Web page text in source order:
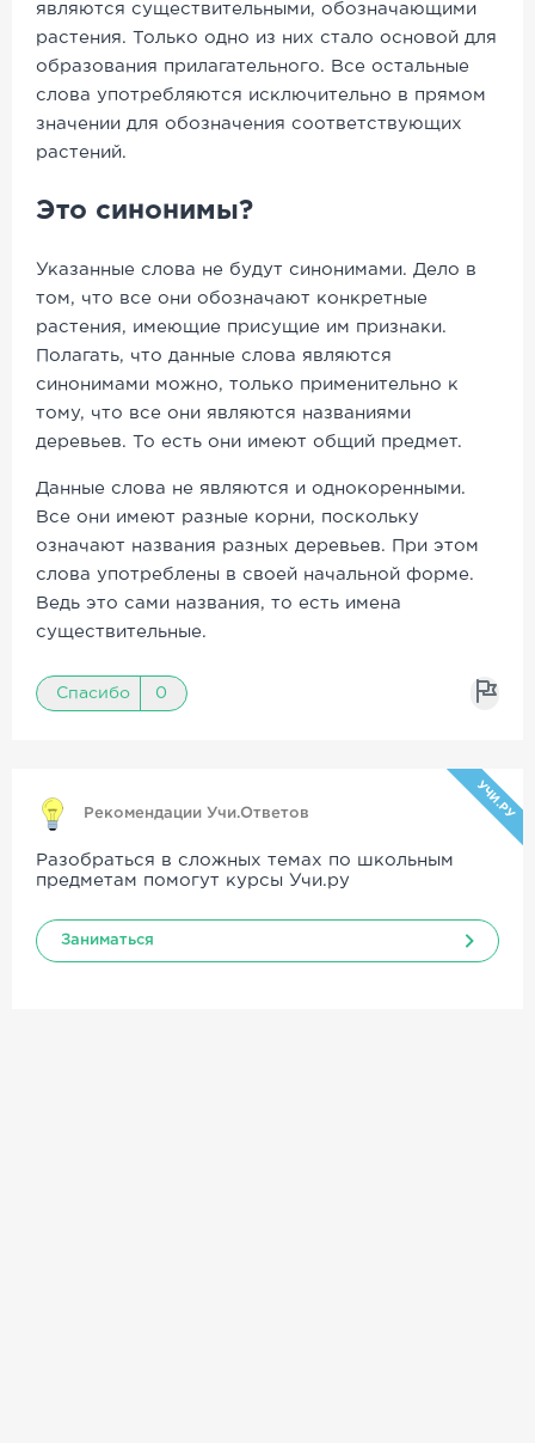
являются существительными, обозначающими
растения. Только одно из них стало основой для
образования прилагательного. Все остальные
слова употребляются исключительно в прямом
значении для обозначения соответствующих
растений.
Это синонимы?
Указанные слова не будут синонимами. Дело в
том, что все они обозначают конкретные
растения, имеющие присущие им признаки.
Полагать, что данные слова являются
синонимами можно, только применительно к
тому, что все они являются названиями
деревьев. То есть они имеют общий предмет.
Данные слова не являются и однокоренными.
Все они имеют разные корни, поскольку
означают названия разных деревьев. При этом
слова употреблены в своей начальной форме.
Ведь это сами названия, то есть имена
существительные.
Спасибо 0
Рекомендации Учи.Ответов УЧИ.РУ
Разобраться в сложных темах по школьным
предметам помогут курсы Учи.ру
Заниматься